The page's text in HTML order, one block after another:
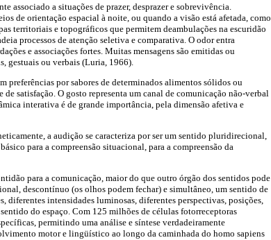
associado a situações de prazer, desprazer e sobrevivência.
de orientação espacial à noite, ou quando a visão está afetada, como
territoriais e topográficos que permitem deambulações na escuridão
processos de atenção seletiva e comparativa. O odor entra
e associações fortes. Muitas mensagens são emitidas ou
gestuais ou verbais (Luria, 1966).
preferências por sabores de determinados alimentos sólidos ou
satisfação. O gosto representa um canal de comunicação não-verbal
interativa é de grande importância, pela dimensão afetiva e
a audição se caracteriza por ser um sentido pluridirecional,
para a compreensão situacional, para a compreensão da
para a comunicação, maior do que outro órgão dos sentidos pode
descontínuo (os olhos podem fechar) e simultâneo, um sentido de
intensidades luminosas, diferentes perspectivas, posições,
do espaço. Com 125 milhões de células fotorreceptoras
permitindo uma análise e síntese verdadeiramente
motor e lingüístico ao longo da caminhada do homo sapiens